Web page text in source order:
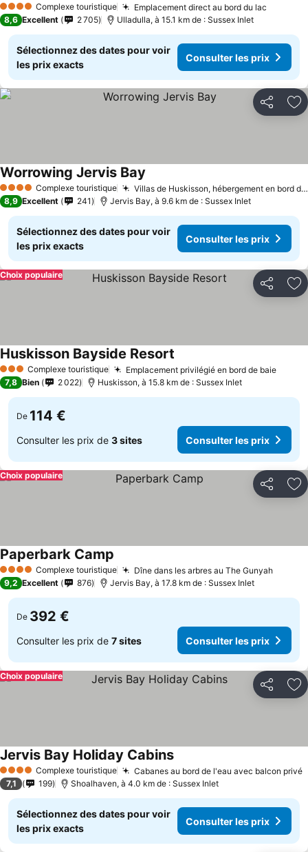
4 Étoiles Complexe touristique Emplacement direct au bord du lac
8,6 Excellent 2 705 Ulladulla, à 15.1 km de : Sussex Inlet
Sélectionnez des dates pour voir
les prix exacts
Consulter les prix
Partager
4 Étoiles Complexe touristique Villas de Huskisson, hébergement en bord de mer
Worrowing Jervis Bay
8,9 Excellent 241 Jervis Bay, à 9.6 km de : Sussex Inlet
Sélectionnez des dates pour voir
les prix exacts
Consulter les prix
Partager
Choix populaire
3 ÉtoilesComplexe touristique Emplacement privilégié en bord de baie
Huskisson Bayside Resort
7,8 Bien 2 022 Huskisson, à 15.8 km de : Sussex Inlet
De 114 €
Consulter les prix de 3 sites Consulter les prix
Partager
Choix populaire
4 Étoiles Complexe touristique Dîne dans les arbres au The Gunyah
Paperbark Camp
9,2 Excellent 876 Jervis Bay, à 17.8 km de : Sussex Inlet
De 392 €
Consulter les prix de 7 sites Consulter les prix
Partager
Choix populaire
4 Étoiles Complexe touristique Cabanes au bord de l'eau avec balcon privé
Jervis Bay Holiday Cabins
7,1 199 Shoalhaven, à 4.0 km de : Sussex Inlet
Sélectionnez des dates pour voir
les prix exacts
Consulter les prix